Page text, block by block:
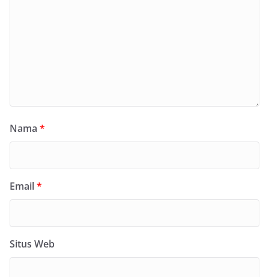
Nama *
Email*
Situs Web